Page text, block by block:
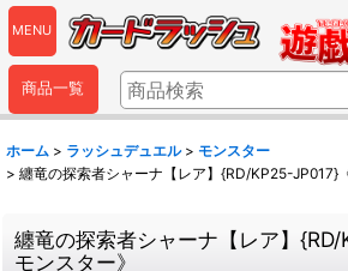
MENU
商品一覧
ホーム > ラッシュデュエル > モンスター
> 纏竜の探索者シャーナ【レア】{RD/KP25-JP017}
纏竜の探索者シャーナ【レア】
モンスター》